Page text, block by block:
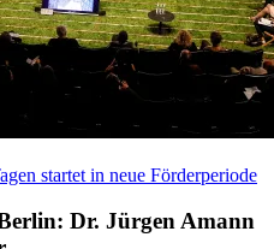
startet in neue Förderperiode
Dr. Jürgen Amann